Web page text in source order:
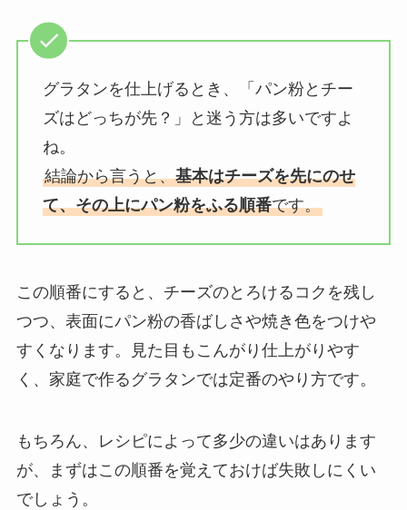
グラタンを仕上げるとき、「パン粉とチー
ズはどっちが先？」と迷う方は多いですよ
ね。
結論から言うと、基本はチーズを先にのせ
て、その上にパン粉をふる順番です。
この順番にすると、チーズのとろけるコクを残し
つつ、表面にパン粉の香ばしさや焼き色をつけや
すくなります。見た目もこんがり仕上がりやす
く、家庭で作るグラタンでは定番のやり方です。
もちろん、レシピによって多少の違いはあります
が、まずはこの順番を覚えておけば失敗しにくい
でしょう。